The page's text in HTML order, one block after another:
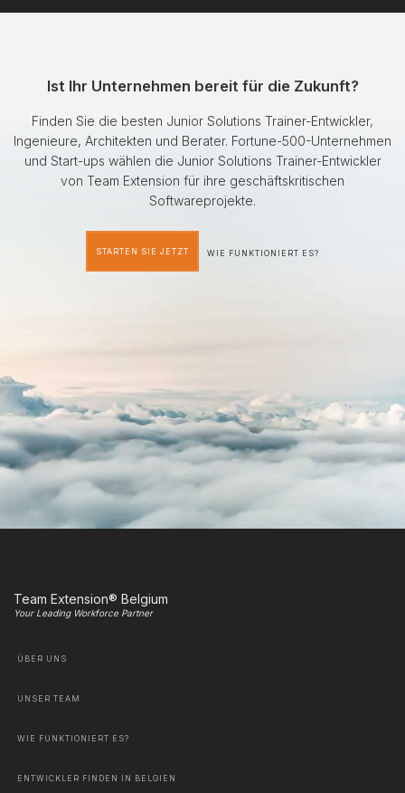
Ist Ihr Unternehmen bereit für die Zukunft?
Finden Sie die besten Junior Solutions Trainer-Entwickler,
Ingenieure, Architekten und Berater. Fortune-500-Unternehmen
und Start-ups wählen die Junior Solutions Trainer-Entwickler
von Team Extension für ihre geschäftskritischen
Softwareprojekte.
STARTEN SIE JETZT WIE FUNKTIONIERT ES?
Team Extension® Belgium
Your Leading Workforce Partner
ÜBER UNS
UNSER TEAM
WIE FUNKTIONIERT ES?
ENTWICKLER FINDEN IN BELGIEN